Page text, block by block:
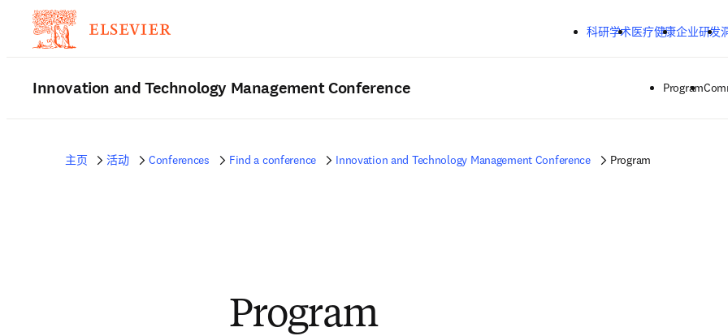
跳转到主内容
科研学术医疗健康企业研发
Innovation and Technology Management Conference Program
主页 活动 Conferences Find a conference Innovation and Technology Management Conference Program
Program